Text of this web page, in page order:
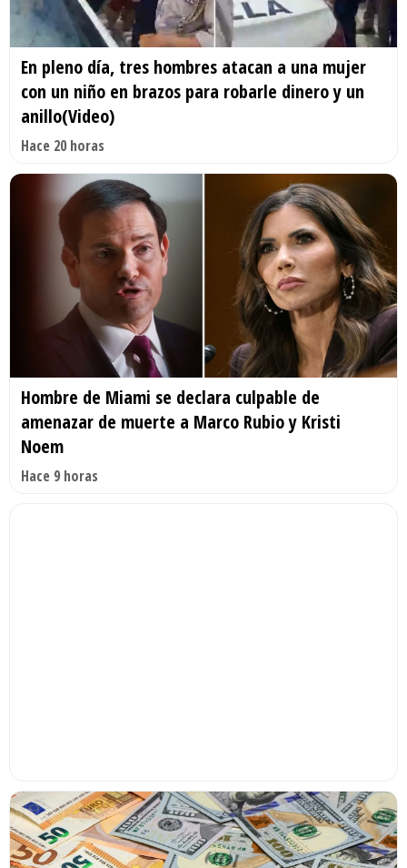
En pleno día, tres hombres atacan a una mujer
con un niño en brazos para robarle dinero y un
anillo(Video)
Hace 20 horas
Hombre de Miami se declara culpable de
amenazar de muerte a Marco Rubio y Kristi
Noem
Hace 9 horas